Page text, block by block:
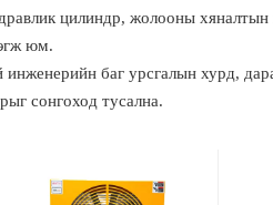
цилиндр, жолооны хяналтын
юм.
инженерийн баг урсгалын хурд,
сонгоход тусална.